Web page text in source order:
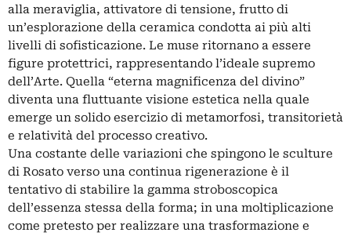
alla meraviglia, attivatore di tensione, frutto di
un’esplorazione della ceramica condotta ai più alti
livelli di sofisticazione. Le muse ritornano a essere
figure protettrici, rappresentando l’ideale supremo
dell’Arte. Quella “eterna magnificenza del divino”
diventa una fluttuante visione estetica nella quale
emerge un solido esercizio di metamorfosi, transitorietà
e relatività del processo creativo.
Una costante delle variazioni che spingono le sculture
di Rosato verso una continua rigenerazione è il
tentativo di stabilire la gamma stroboscopica
dell’essenza stessa della forma; in una moltiplicazione
come pretesto per realizzare una trasformazione e